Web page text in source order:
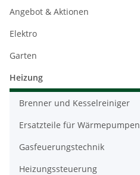
Angebot & Aktionen
Elektro
Garten
Heizung
Brenner und Kesselreiniger
Ersatzteile für Wärmepumpen
Gasfeuerungstechnik
Heizungssteuerung